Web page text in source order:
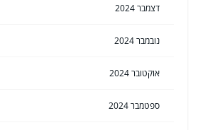
דצמבר 2024
נובמבר 2024
אוקטובר 2024
ספטמבר 2024